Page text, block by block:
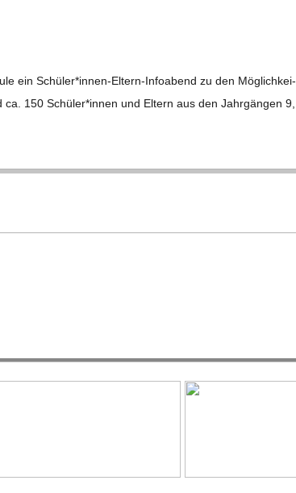
ein Schüler*innen-Eltern-Infoabend zu den Mög­lich­kei­
150 Schüler*innen und Eltern aus den Jahr­gän­gen 9,